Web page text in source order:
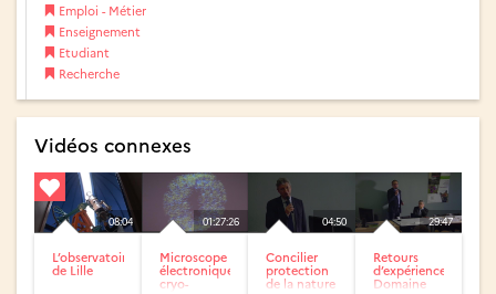
Emploi - Métier
Enseignement
Etudiant
Recherche
Vidéos connexes
08:04
L’observatoire
de Lille
01:27:26
Microscope
électronique
cryo-
04:50
Concilier
protection
de la nature
29:47
Retours
d’expériences,
Domaine